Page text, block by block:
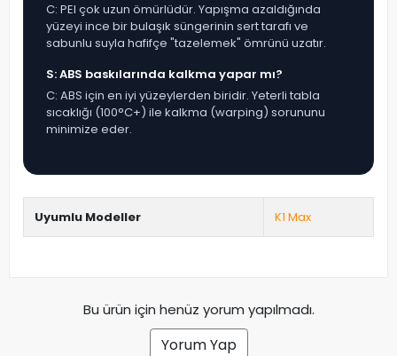
C: PEI çok uzun ömürlüdür. Yapışma azaldığında
yüzeyi ince bir bulaşık süngerinin sert tarafı ve
sabunlu suyla hafifçe "tazelemek" ömrünü uzatır.
S: ABS baskılarında kalkma yapar mı?
C: ABS için en iyi yüzeylerden biridir. Yeterli tabla
sıcaklığı (100°C+) ile kalkma (warping) sorununu
minimize eder.
Uyumlu Modeller K1 Max
Bu ürün için henüz yorum yapılmadı.
Yorum Yap